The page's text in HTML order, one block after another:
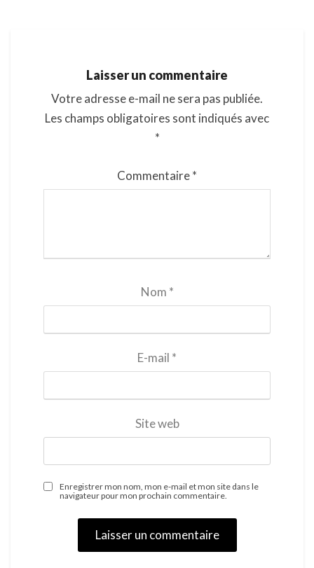
Laisser un commentaire
Votre adresse e-mail ne sera pas publiée.
Les champs obligatoires sont indiqués avec
*
Commentaire*
Nom *
E-mail *
Site web
Enregistrer mon nom, mon e-mail et mon site dans le
navigateur pour mon prochain commentaire.